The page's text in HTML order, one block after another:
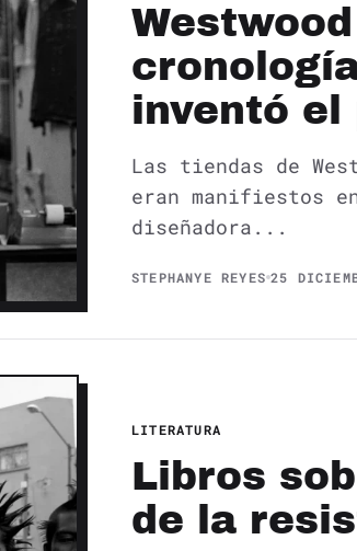
inventó el
Las tiendas de
eran manifiestos
diseñadora...
STEPHANYE REYES 25
LITERATURA
Libros
de la